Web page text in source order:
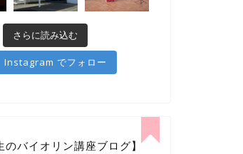
さらに読み込む
Instagram でフォロー
のバイオリン講座ブログ】